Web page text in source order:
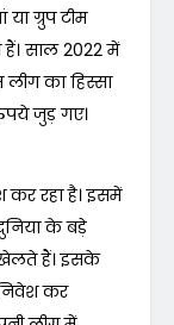
ग्रुप टीम
हैं। साल 2022 में
का हिस्सा
जुड़ गए।
कर रहा है। इसमें
के बड़े
खेलते हैं। इसके
कर